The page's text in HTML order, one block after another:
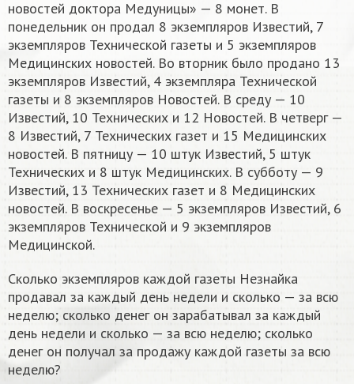
новостей доктора Медуницы» — 8 монет. В
понедельник он продал 8 экземпляров Известий, 7
экземпляров Технической газеты и 5 экземпляров
Медицинских новостей. Во вторник было продано 13
экземпляров Известий, 4 экземпляра Технической
газеты и 8 экземпляров Новостей. В среду — 10
Известий, 10 Технических и 12 Новостей. В четверг —
8 Известий, 7 Технических газет и 15 Медицинских
новостей. В пятницу — 10 штук Известий, 5 штук
Технических и 8 штук Медицинских. В субботу — 9
Известий, 13 Технических газет и 8 Медицинских
новостей. В воскресенье — 5 экземпляров Известий, 6
экземпляров Технической и 9 экземпляров
Медицинской.
Сколько экземпляров каждой газеты Незнайка
продавал за каждый день недели и сколько — за всю
неделю; сколько денег он зарабатывал за каждый
день недели и сколько — за всю неделю; сколько
денег он получал за продажу каждой газеты за всю
неделю?